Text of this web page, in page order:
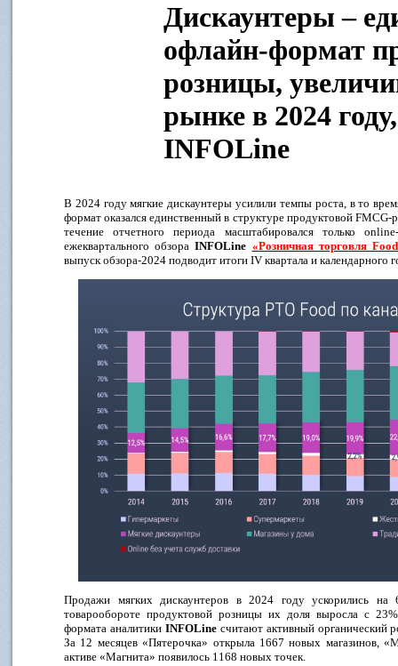
Дискаунтеры –
офлайн-формат
розницы,
рынке в 2024
INFOLine
В 2024 году мягкие дискаунтеры усилили темпы роста, в то
формат оказался единственный в структуре продуктовой
течение отчетного периода масштабировался только
ежеквартального обзораINFOLine «Розничная торговляFood
выпуск обзора-2024 подводит итоги IV квартала и календарного
Продажи мягких дискаунтеров в 2024 году ускорились
товарообороте продуктовой розницы их доля выросла с
формата аналитики INFOLineсчитают активный органический
За 12 месяцев «Пятерочка» открыла 1667 новых магазинов,
активе «Магнита» появилось 1168 новых точек.